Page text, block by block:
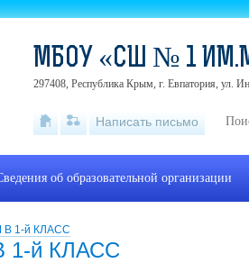
1-й КЛАСС
й КЛАСС
МБОУ «СШ № 1
297408, Республика Крым, г. Евпатория, ул.
Написать письмо
об образовательной организации